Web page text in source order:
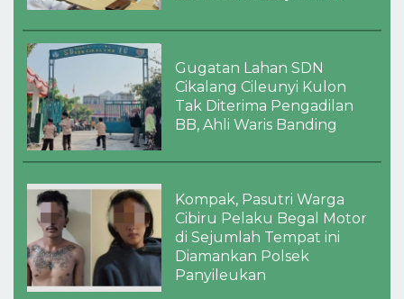
Gugatan Lahan SDN
Cikalang Cileunyi Kulon
Tak Diterima Pengadilan
BB, Ahli Waris Banding
Kompak, Pasutri Warga
Cibiru Pelaku Begal Motor
di Sejumlah Tempat ini
Diamankan Polsek
Panyileukan